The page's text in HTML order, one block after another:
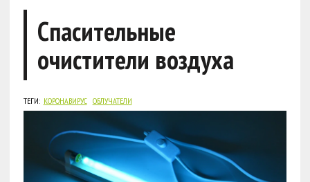
Спасительные
очистители воздуха
ТЕГИ: КОРОНАВИРУС ОБЛУЧАТЕЛИ